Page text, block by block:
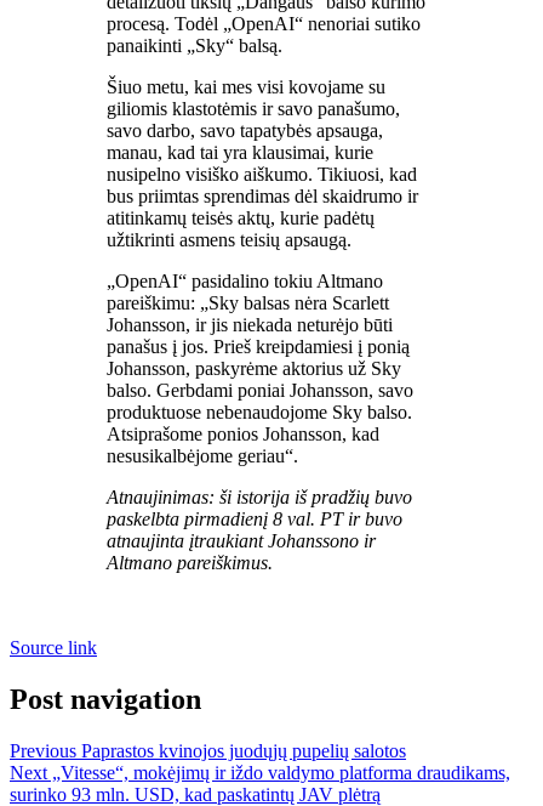
procesą. Todėl „OpenAI“ nenoriai sutiko
panaikinti „Sky“ balsą.
Šiuo metu, kai mes visi kovojame su
giliomis klastotėmis ir savo panašumo,
savo darbo, savo tapatybės apsauga,
manau, kad tai yra klausimai, kurie
nusipelno visiško aiškumo. Tikiuosi, kad
bus priimtas sprendimas dėl skaidrumo ir
atitinkamų teisės aktų, kurie padėtų
užtikrinti asmens teisių apsaugą.
„OpenAI“ pasidalino tokiu Altmano
pareiškimu: „Sky balsas nėra Scarlett
Johansson, ir jis niekada neturėjo būti
panašus į jos. Prieš kreipdamiesi į ponią
Johansson, paskyrėme aktorius už Sky
balso. Gerbdami poniai Johansson, savo
produktuose nebenaudojome Sky balso.
Atsiprašome ponios Johansson, kad
nesusikalbėjome geriau“.
Atnaujinimas: ši istorija iš pradžių buvo
paskelbta pirmadienį 8 val. PT ir buvo
atnaujinta įtraukiant Johanssono ir
Altmano pareiškimus.
Source link
Post navigation
Previous Paprastos kvinojos juodųjų pupelių salotos
Next „Vitesse“, mokėjimų ir iždo valdymo platforma draudikams,
surinko 93 mln. USD, kad paskatintų JAV plėtrą